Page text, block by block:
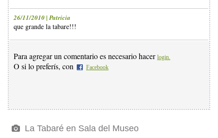
26/11/2010 | Patricia
que grande la tabare!!!
Para agregar un comentario es necesario hacer login.
O si lo preferís, con Facebook
La Tabaré en Sala del Museo